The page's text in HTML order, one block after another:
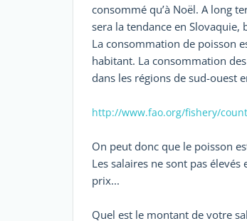
consommé qu’à Noël. A long
sera la tendance en
La consommation de poisson
habitant. La consommation
dans les régions de sud-ouest
http://www.fao.org/fishery/
On peut donc que le poisson
Les salaires ne sont pas
prix...
Quel est le montant de votre